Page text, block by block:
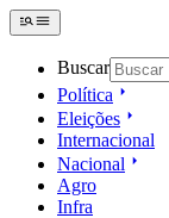
Buscar
Política
Eleições
Internacional
Nacional
Agro
Infra